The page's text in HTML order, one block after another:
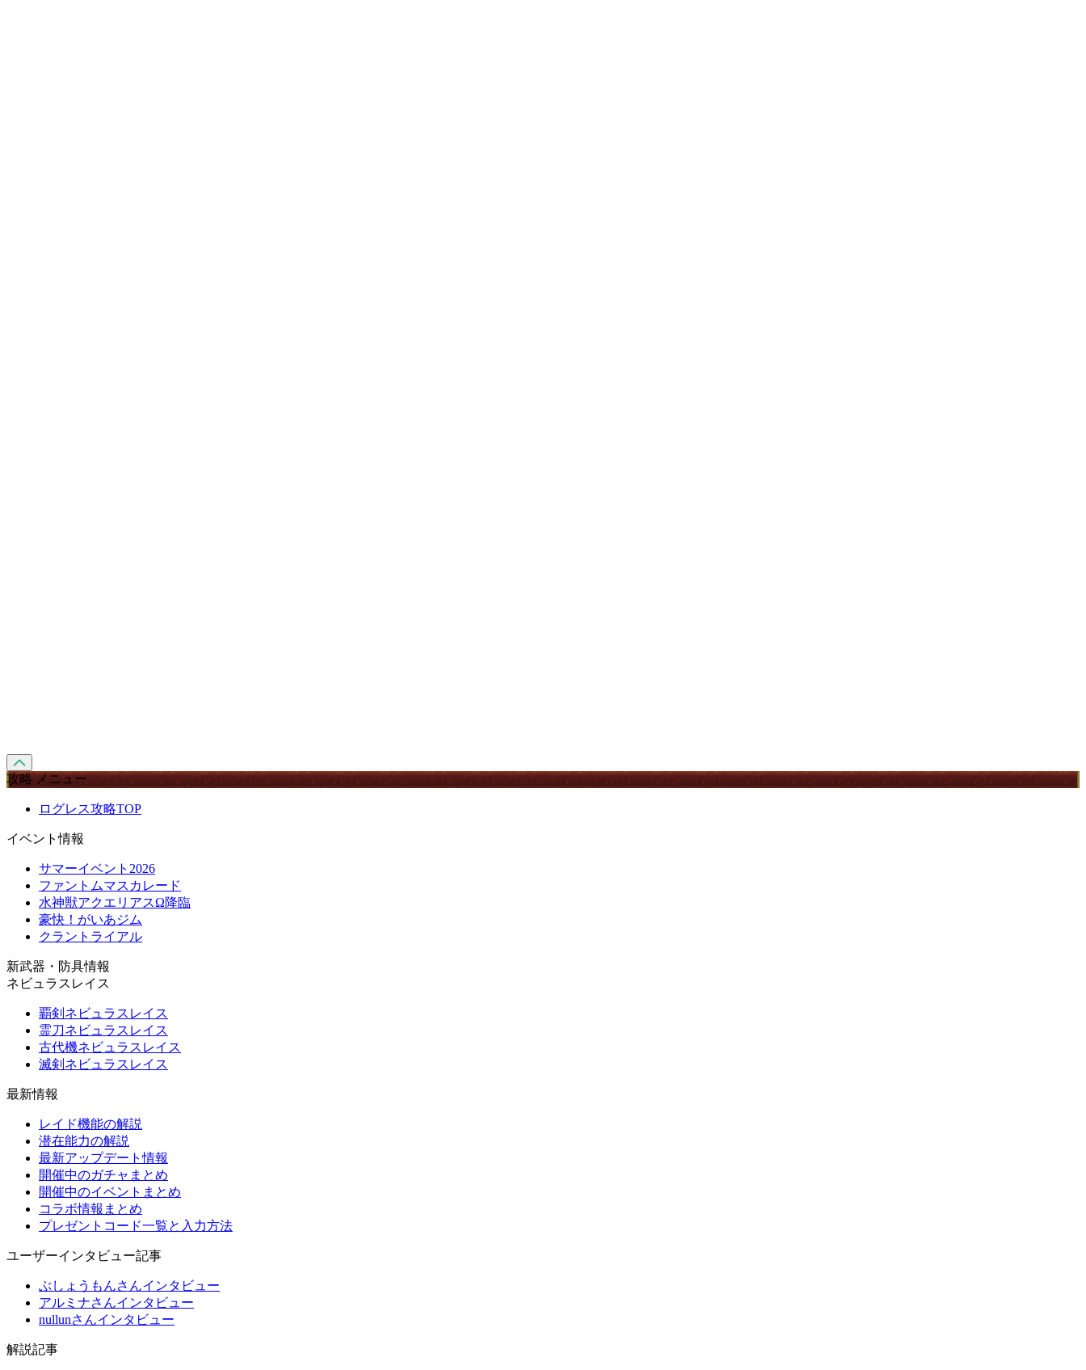
攻略 メニュー
ログレス攻略TOP
イベント情報
サマーイベント2026
ファントムマスカレード
水神獣アクエリアスΩ降臨
豪快！がいあジム
クラントライアル
新武器・防具情報
ネビュラスレイス
覇剣ネビュラスレイス
霊刀ネビュラスレイス
古代機ネビュラスレイス
滅剣ネビュラスレイス
最新情報
レイド機能の解説
潜在能力の解説
最新アップデート情報
開催中のガチャまとめ
開催中のイベントまとめ
コラボ情報まとめ
プレゼントコード一覧と入力方法
ユーザーインタビュー記事
ぶしょうもんさんインタビュー
アルミナさんインタビュー
nullunさんインタビュー
解説記事